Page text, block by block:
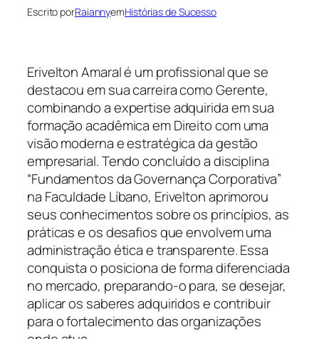
Escrito porRaiannyemHistórias de Sucesso
Erivelton Amaral é um profissional que se
destacou em sua carreira como Gerente,
combinando a expertise adquirida em sua
formação acadêmica em Direito com uma
visão moderna e estratégica da gestão
empresarial. Tendo concluído a disciplina
“Fundamentos da Governança Corporativa”
na Faculdade Líbano, Erivelton aprimorou
seus conhecimentos sobre os princípios, as
práticas e os desafios que envolvem uma
administração ética e transparente. Essa
conquista o posiciona de forma diferenciada
no mercado, preparando-o para, se desejar,
aplicar os saberes adquiridos e contribuir
para o fortalecimento das organizações